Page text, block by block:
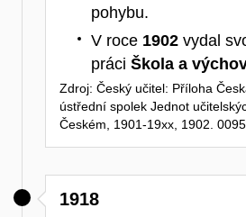
pohybu.
V roce 1902 vydal
práci Škola a
Zdroj: Český učitel: Příloha
ústřední spolek Jednot
Českém, 1901-19xx, 1902.
1918